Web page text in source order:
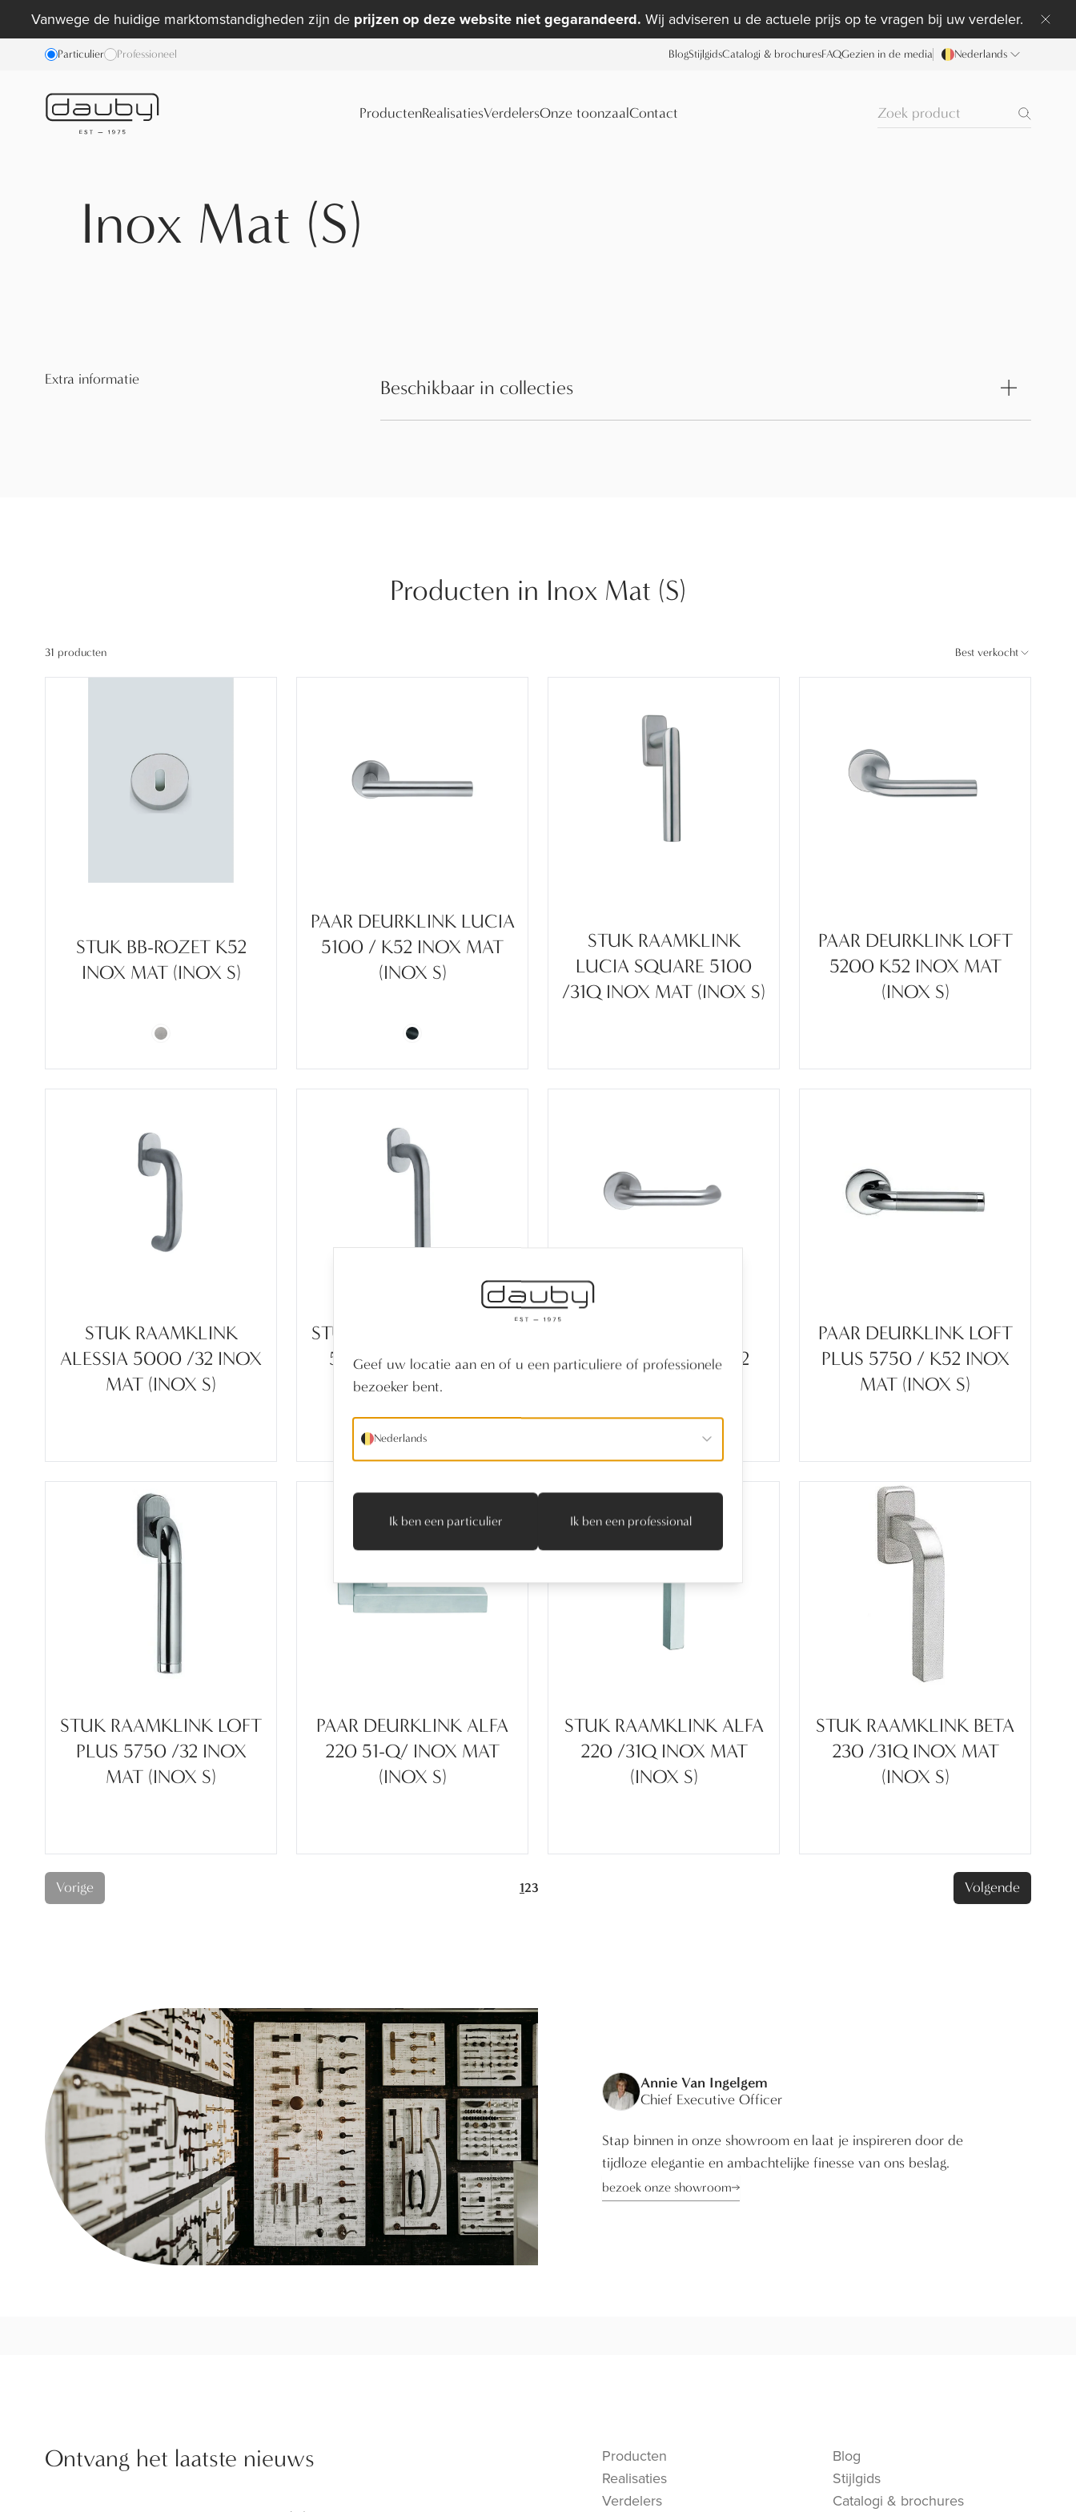
Vanwege de huidige marktomstandigheden zijn de prijzen op deze website niet gegarandeerd. Wij adviseren u de actuele prijs op te vragen bij uw verdeler.
Particulier Professioneel BlogStijlgidsCatalogi & brochuresFAQGezien in de media Nederlands
ProductenRealisatiesVerdelersOnze toonzaal Contact
Inox Mat (S)
Extra informatie Beschikbaar in collecties
Producten in Inox Mat (S)
31 producten Best verkocht
STUK BB-ROZET K52
INOX MAT (INOX S)
PAAR DEURKLINK LUCIA
5100 / K52 INOX MAT
(INOX S)
STUK RAAMKLINK
LUCIA SQUARE 5100
/31Q INOX MAT (INOX S)
PAAR DEURKLINK LOFT
5200 K52 INOX MAT
(INOX S)
STUK RAAMKLINK
ALESSIA 5000 /32 INOX
MAT (INOX S)
STUK RAAMKLINK LOFT
5200 /32 INOX MAT
(INOX S)
ALESSIA 5000 / K52
PAAR DEURKLINK LOFT
PLUS 5750 / K52 INOX
MAT (INOX S)
STUK RAAMKLINK LOFT
PLUS 5750 /32 INOX
MAT (INOX S)
PAAR DEURKLINK ALFA
220 51-Q/ INOX MAT
(INOX S)
STUK RAAMKLINK ALFA
220 /31Q INOX MAT
(INOX S)
STUK RAAMKLINK BETA
230 /31Q INOX MAT
(INOX S)
Vorige 123 Volgende
Annie Van Ingelgem
Chief Executive Officer
Stap binnen in onze showroom en laat je inspireren door de
tijdloze elegantie en ambachtelijke finesse van ons beslag.
bezoek onze showroom
Ontvang het laatste nieuws
Producten
Realisaties
Verdelers
Blog
Stijlgids
Catalogi & brochures
Geef uw locatie aan en of u een particuliere of professionele
bezoeker bent.
Nederlands
Ik ben een particulier Ik ben een professional